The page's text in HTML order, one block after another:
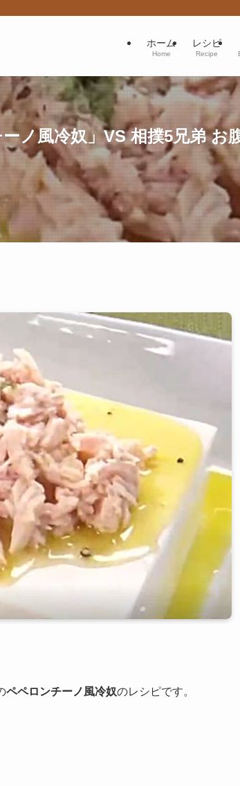
ホーム
Home
レシピ
Recipe
ノ風冷奴」VS 相撲5兄弟 お
ペペロンチーノ風冷奴のレシピです。